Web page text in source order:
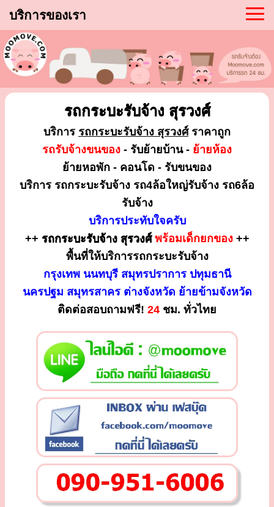
บริการของเรา
รถกระบะรับจ้าง สุรวงศ์
บริการ รถกระบะรับจ้าง สุรวงศ์ราคาถูก
รถรับจ้างขนของ - รับย้ายบ้าน - ย้ายห้อง
ย้ายหอพัก - คอนโด - รับขนของ
บริการ รถกระบะรับจ้าง รถ4ล้อใหญ่รับจ้าง รถ6ล้อ
รับจ้าง
บริการประทับใจครับ
++ รถกระบะรับจ้าง สุรวงศ์ พร้อมเด็กยกของ++
พื้นที่ให้บริการรถกระบะรับจ้าง
กรุงเทพ นนทบุรี สมุทรปราการ ปทุมธานี
นครปฐม สมุทรสาคร ต่างจังหวัด ย้ายข้ามจังหวัด
ติดต่อสอบถามฟรี! 24 ชม. ทั่วไทย